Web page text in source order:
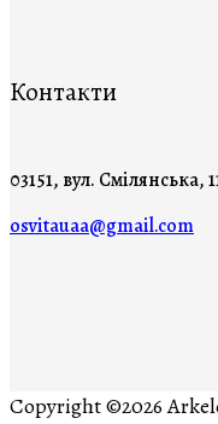
Контакти
03151, вул. Смілянська,
osvitauaa@gmail.com
Copyright ©2026